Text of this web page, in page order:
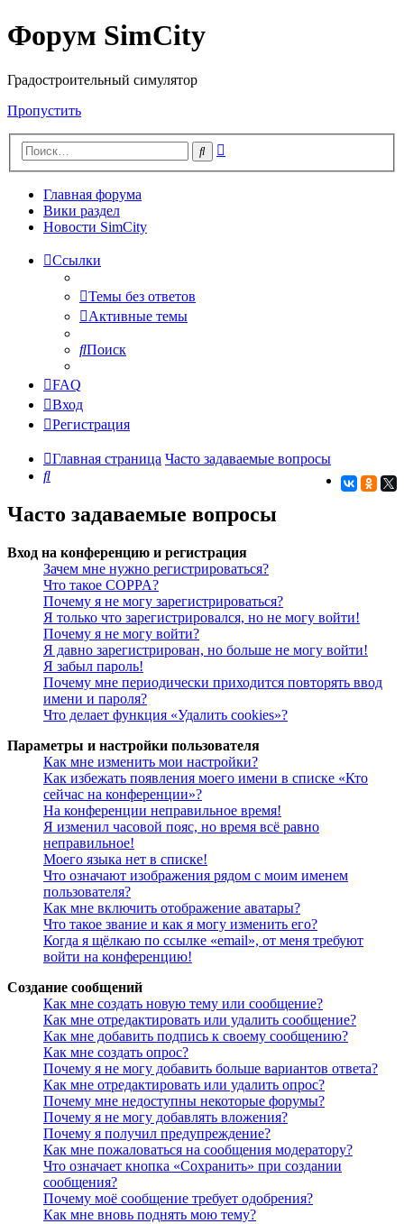
Форум SimCity
Градостроительный симулятор
Пропустить
Поиск
Главная форума
Вики раздел
Новости SimCity
Ссылки
Темы без ответов
Активные темы
Поиск
FAQ
Вход
Регистрация
Главная страница Часто задаваемые вопросы
Поиск
Часто задаваемые вопросы
Вход на конференцию и регистрация
Зачем мне нужно регистрироваться?
Что такое COPPA?
Почему я не могу зарегистрироваться?
Я только что зарегистрировался, но не могу войти!
Почему я не могу войти?
Я давно зарегистрирован, но больше не могу войти!
Я забыл пароль!
Почему мне периодически приходится повторять ввод
имени и пароля?
Что делает функция «Удалить cookies»?
Параметры и настройки пользователя
Как мне изменить мои настройки?
Как избежать появления моего имени в списке «Кто
сейчас на конференции»?
На конференции неправильное время!
Я изменил часовой пояс, но время всё равно
неправильное!
Моего языка нет в списке!
Что означают изображения рядом с моим именем
пользователя?
Как мне включить отображение аватары?
Что такое звание и как я могу изменить его?
Когда я щёлкаю по ссылке «email», от меня требуют
войти на конференцию!
Создание сообщений
Как мне создать новую тему или сообщение?
Как мне отредактировать или удалить сообщение?
Как мне добавить подпись к своему сообщению?
Как мне создать опрос?
Почему я не могу добавить больше вариантов ответа?
Как мне отредактировать или удалить опрос?
Почему мне недоступны некоторые форумы?
Почему я не могу добавлять вложения?
Почему я получил предупреждение?
Как мне пожаловаться на сообщения модератору?
Что означает кнопка «Сохранить» при создании
сообщения?
Почему моё сообщение требует одобрения?
Как мне вновь поднять мою тему?